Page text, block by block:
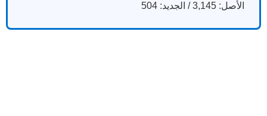
الأصل: 3,145 / الجديد: 504